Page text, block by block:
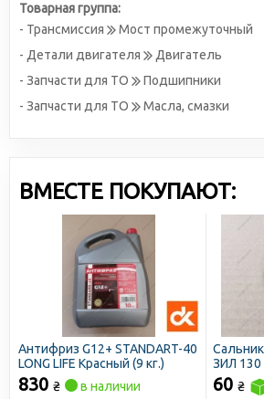
Товарная группа:
- Трансмиссия
Мост промежуточный
- Детали двигателя
Двигатель
- Запчасти для ТО
Подшипники
- Запчасти для ТО
Масла, смазки
ВМЕСТЕ ПОКУПАЮТ:
Антифриз G12+ STANDART-40
LONG LIFE Красный (9 кг.)
830 ₴ в наличии
ЗИЛ 130
ГУР
60 ₴